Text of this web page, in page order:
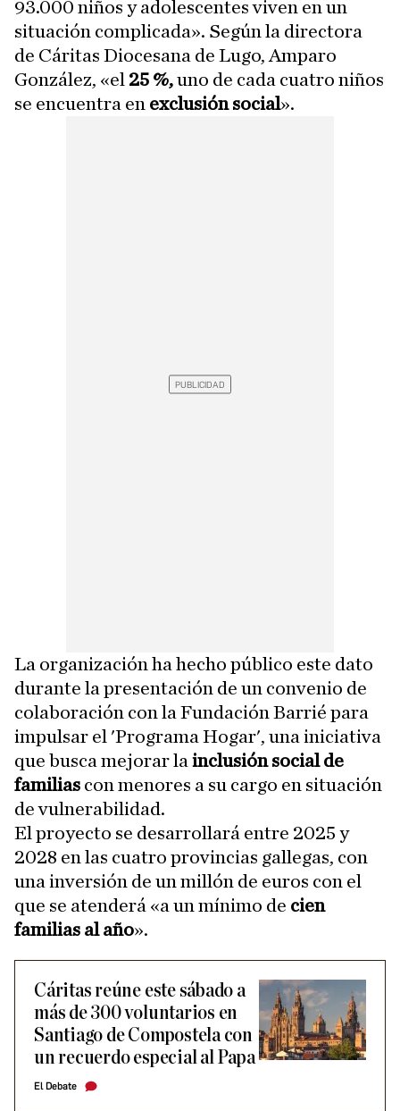
93.000 niños y adolescentes viven en un
situación complicada». Según la directora
de Cáritas Diocesana de Lugo, Amparo
González, «el 25 %,uno de cada cuatro niños
se encuentra en exclusión social».
La organización ha hecho público este dato
durante la presentación de un convenio de
colaboración con la Fundación Barrié para
impulsar el 'Programa Hogar', una iniciativa
que busca mejorar la inclusión social de
familias con menores a su cargo en situación
de vulnerabilidad.
El proyecto se desarrollará entre 2025 y
2028 en las cuatro provincias gallegas, con
una inversión de un millón de euros con el
que se atenderá «a un mínimo de cien
familias al año».
Cáritas reúne este sábado a
más de 300 voluntarios en
Santiago de Compostela con
un recuerdo especial al Papa
El Debate